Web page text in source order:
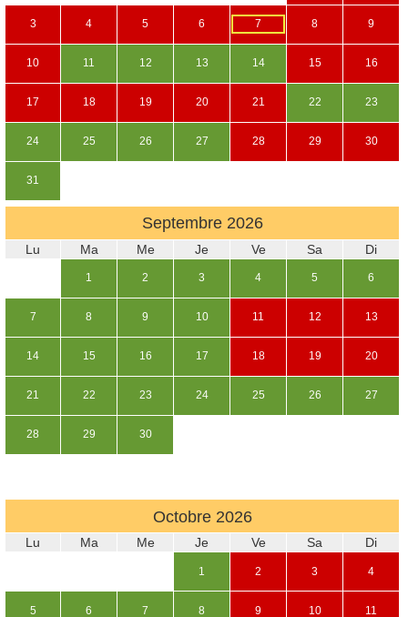
3 4 5 6 7 8 9
10 11 12 13 14 15 16
17 18 19 20 21 22 23
24 25 26 27 28 29 30
31
Septembre 2026
Lu Ma Me Je Ve Sa Di
1 2 3 4 5 6
7 8 9 10 11 12 13
14 15 16 17 18 19 20
21 22 23 24 25 26 27
28 29 30
Octobre 2026
Lu Ma Me Je Ve Sa Di
1 2 3 4
5 6 7 8 9 10 11